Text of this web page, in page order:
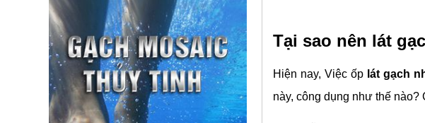
Tại sao nên lát
Hiện nay, Việc ốp lát gạch
này, công dụng như thế